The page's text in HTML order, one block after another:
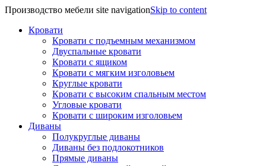
Производство мебели site navigationSkip to content
Кровати
Кровати с подъемным механизмом
Двуспальные кровати
Кровати с ящиком
Кровати с мягким изголовьем
Круглые кровати
Кровати с высоким спальным местом
Угловые кровати
Кровати с широким изголовьем
Диваны
Полукруглые диваны
Диваны без подлокотников
Прямые диваны